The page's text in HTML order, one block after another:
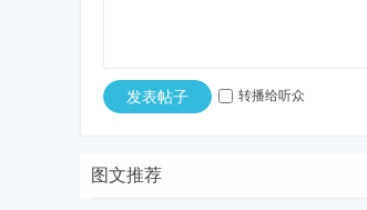
发表帖子 转播给听众
图文推荐